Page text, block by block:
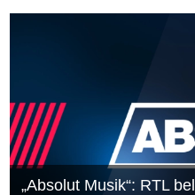
„Absolut Musik“: RTL